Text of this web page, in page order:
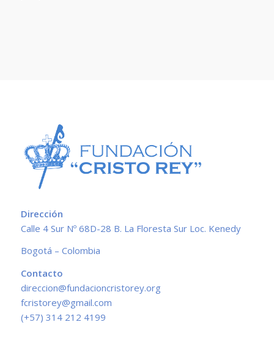
Dirección
Calle 4 Sur Nº 68D-28 B. La Floresta Sur Loc. Kenedy
Bogotá – Colombia
Contacto
direccion@fundacioncristorey.org
fcristorey@gmail.com
(+57) 314 212 4199